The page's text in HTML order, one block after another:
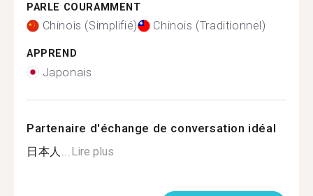
PARLE COURAMMENT
Chinois (Simplifié) Chinois (Traditionnel)
APPREND
Japonais
Partenaire d'échange de conversation idéal
日本人... Lire plus